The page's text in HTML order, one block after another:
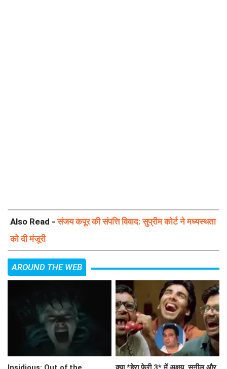
Also Read -संजय कपूर की संपत्ति विवाद: सुप्रीम कोर्ट ने मध्यस्थता
को दी मंजूरी
AROUND THE WEB